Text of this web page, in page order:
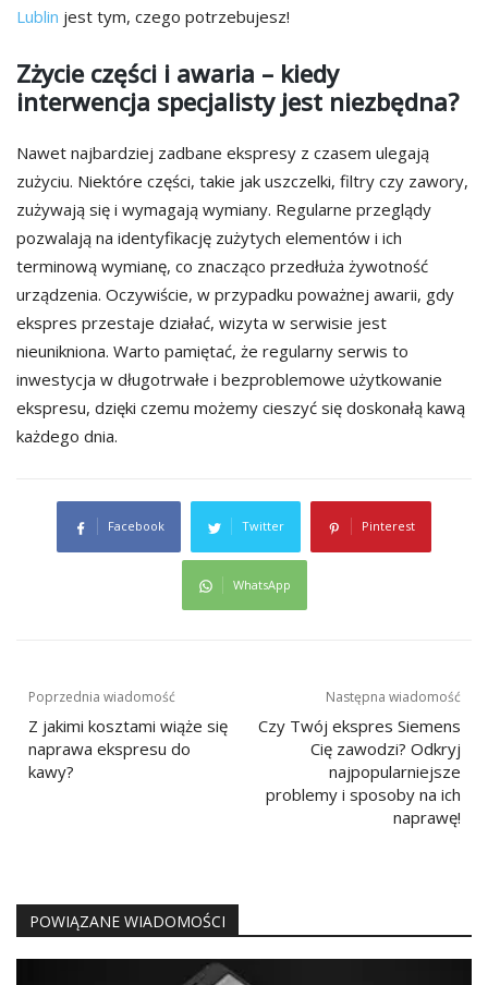
Lublin jest tym, czego potrzebujesz!
Zżycie części i awaria – kiedy
interwencja specjalisty jest niezbędna?
Nawet najbardziej zadbane ekspresy z czasem ulegają
zużyciu. Niektóre części, takie jak uszczelki, filtry czy zawory,
zużywają się i wymagają wymiany. Regularne przeglądy
pozwalają na identyfikację zużytych elementów i ich
terminową wymianę, co znacząco przedłuża żywotność
urządzenia. Oczywiście, w przypadku poważnej awarii, gdy
ekspres przestaje działać, wizyta w serwisie jest
nieunikniona. Warto pamiętać, że regularny serwis to
inwestycja w długotrwałe i bezproblemowe użytkowanie
ekspresu, dzięki czemu możemy cieszyć się doskonałą kawą
każdego dnia.
Facebook Twitter Pinterest
WhatsApp
Nawigacja
wpisu
Poprzednia wiadomość
Z jakimi kosztami wiąże się
naprawa ekspresu do
kawy?
Następna wiadomość
Czy Twój ekspres Siemens
Cię zawodzi? Odkryj
najpopularniejsze
problemy i sposoby na ich
naprawę!
POWIĄZANE WIADOMOŚCI